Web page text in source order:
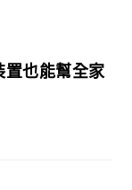
也能幫全家